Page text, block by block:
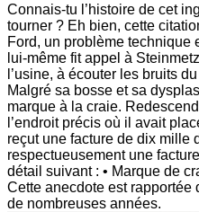
Connais-tu l’histoire de cet
tourner ? Eh bien, cette
Ford, un problème technique
lui-même fit appel à
l’usine, à écouter les bruits
Malgré sa bosse et sa
marque à la craie.
l’endroit précis où il avait
reçut une facture de dix mille
respectueusement une
détail suivant : • Marque de
Cette anecdote est rapportée
de nombreuses années.